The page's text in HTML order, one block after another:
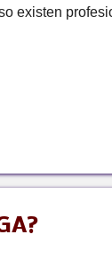
existen
¿Y
que hay